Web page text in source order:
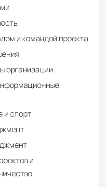
и командой проекта
организации
и спорт
и